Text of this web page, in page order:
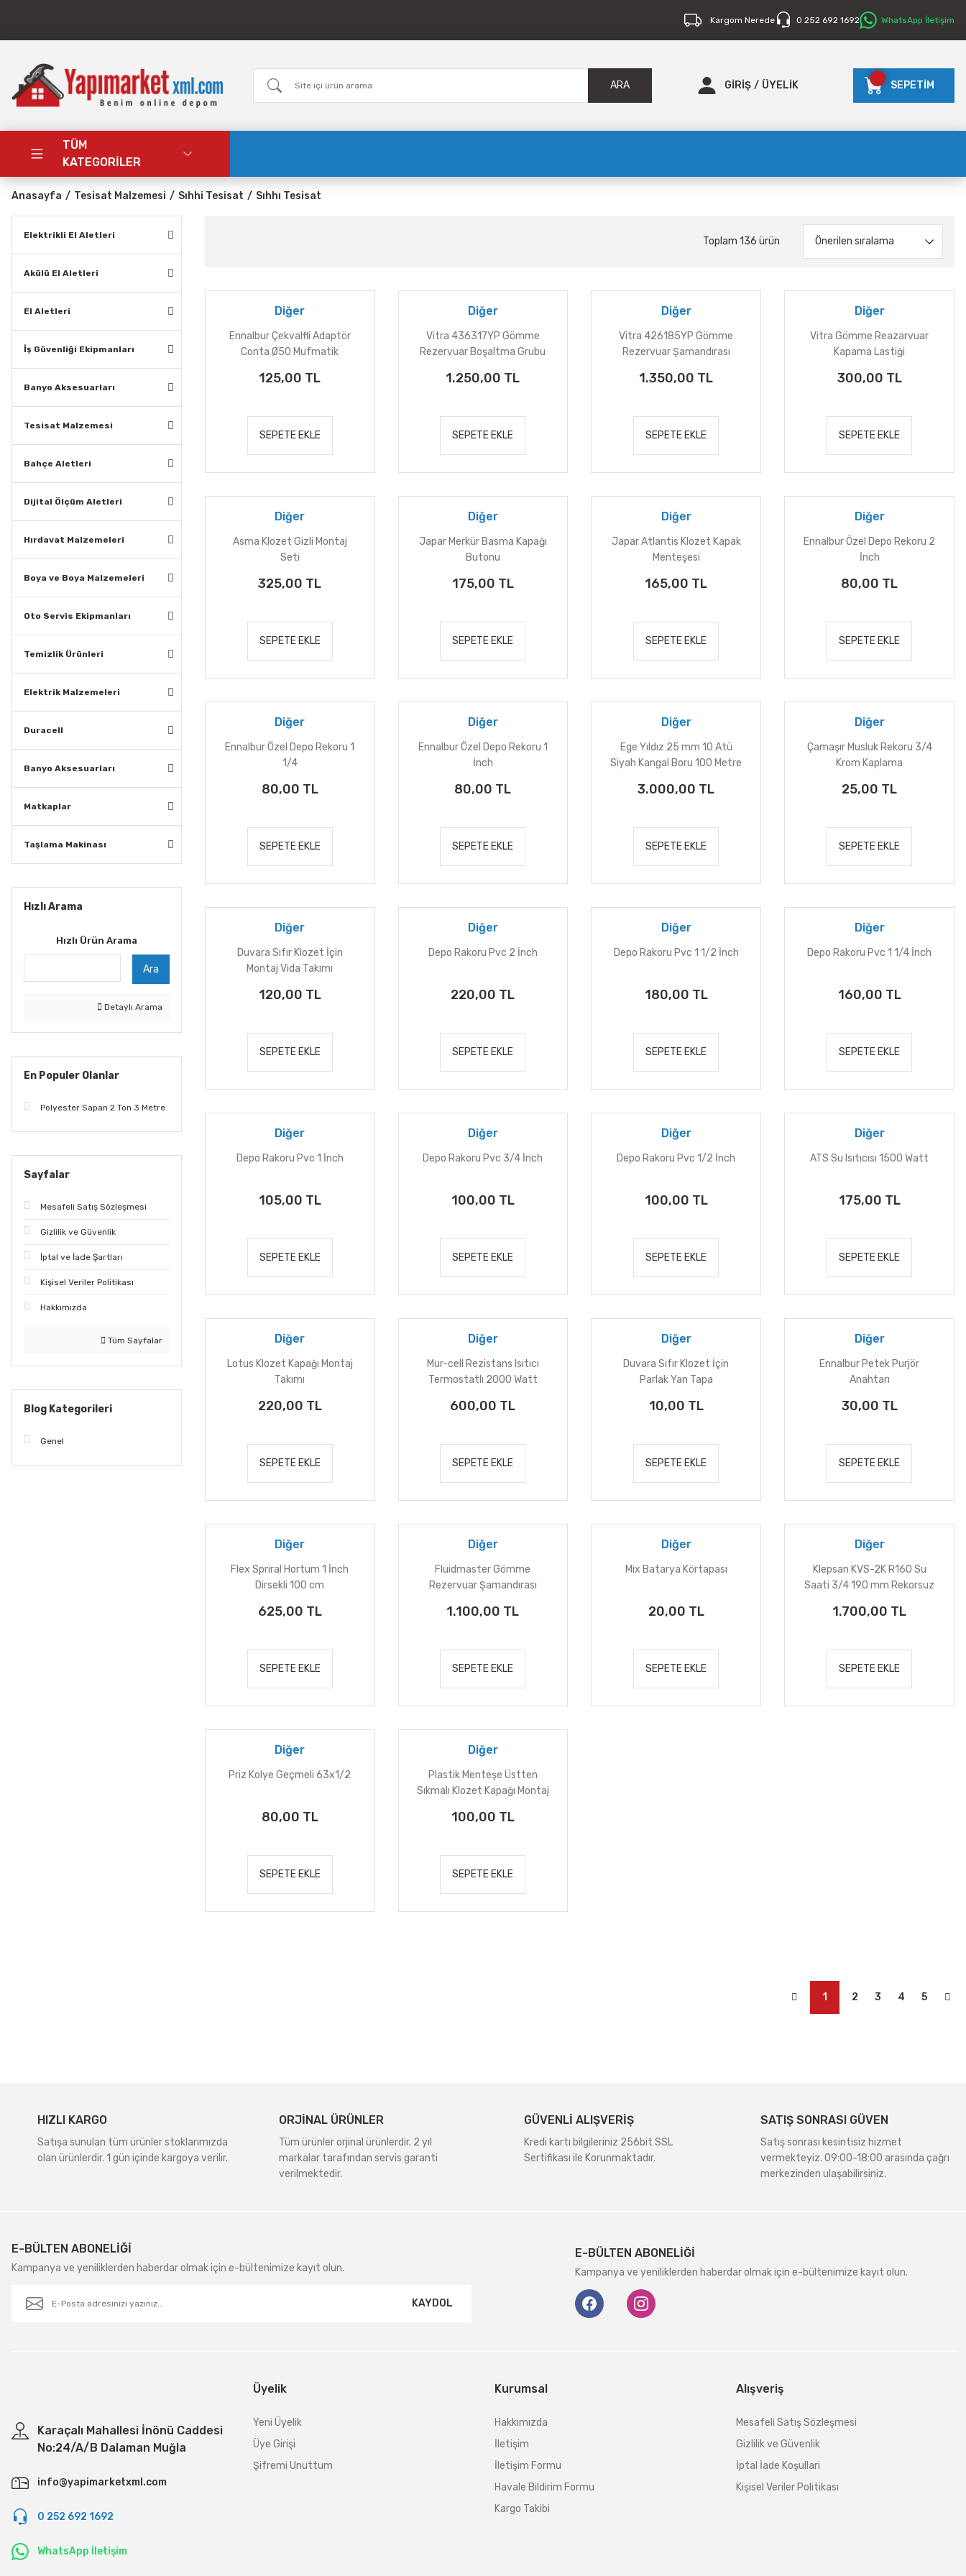
Kargom Nerede 0 252 692 1692 WhatsApp İletişim
ARA GİRİŞ / ÜYELİK SEPETİM
TÜM
KATEGORİLER
Anasayfa Tesisat Malzemesi Sıhhi Tesisat Sıhhı Tesisat
Elektrikli El Aletleri
Akülü El Aletleri
El Aletleri
İş Güvenliği Ekipmanları
Banyo Aksesuarları
Tesisat Malzemesi
Bahçe Aletleri
Dijital Ölçüm Aletleri
Hırdavat Malzemeleri
Boya ve Boya Malzemeleri
Oto Servis Ekipmanları
Temizlik Ürünleri
Elektrik Malzemeleri
Duracell
Banyo Aksesuarları
Matkaplar
Taşlama Makinası
Hızlı Arama
Hızlı Ürün Arama
Ara
Detaylı Arama
En Populer Olanlar
Polyester Sapan 2 Ton 3 Metre
Sayfalar
Mesafeli Satış Sözleşmesi
Gizlilik ve Güvenlik
İptal ve İade Şartları
Kişisel Veriler Politikası
Hakkımızda
Tüm Sayfalar
Blog Kategorileri
Genel
Toplam 136 ürün
Diğer
Ennalbur Çekvalfli Adaptör
Conta Ø50 Mufmatik
125,00 TL
SEPETE EKLE
Diğer
Vitra 436317YP Gömme
Rezervuar Boşaltma Grubu
1.250,00 TL
SEPETE EKLE
Diğer
Vitra 426185YP Gömme
Rezervuar Şamandırası
1.350,00 TL
SEPETE EKLE
Diğer
Vitra Gömme Reazarvuar
Kapama Lastiği
300,00 TL
SEPETE EKLE
Diğer
Asma Klozet Gizli Montaj
Seti
325,00 TL
SEPETE EKLE
Diğer
Japar Merkür Basma Kapağı
Butonu
175,00 TL
SEPETE EKLE
Diğer
Japar Atlantis Klozet Kapak
Menteşesi
165,00 TL
SEPETE EKLE
Diğer
Ennalbur Özel Depo Rekoru 2
İnch
80,00 TL
SEPETE EKLE
Diğer
Ennalbur Özel Depo Rekoru 1
1/4
80,00 TL
SEPETE EKLE
Diğer
Ennalbur Özel Depo Rekoru 1
İnch
80,00 TL
SEPETE EKLE
Diğer
Ege Yıldız 25 mm 10 Atü
Siyah Kangal Boru 100 Metre
3.000,00 TL
SEPETE EKLE
Diğer
Çamaşır Musluk Rekoru 3/4
Krom Kaplama
25,00 TL
SEPETE EKLE
Diğer
Duvara Sıfır Klozet İçin
Montaj Vida Takımı
120,00 TL
SEPETE EKLE
Diğer
Depo Rakoru Pvc 2 İnch
220,00 TL
SEPETE EKLE
Diğer
Depo Rakoru Pvc 1 1/2 İnch
180,00 TL
SEPETE EKLE
Diğer
Depo Rakoru Pvc 1 1/4 İnch
160,00 TL
SEPETE EKLE
Diğer
Depo Rakoru Pvc 1 İnch
105,00 TL
SEPETE EKLE
Diğer
Depo Rakoru Pvc 3/4 İnch
100,00 TL
SEPETE EKLE
Diğer
Depo Rakoru Pvc 1/2 İnch
100,00 TL
SEPETE EKLE
Diğer
ATS Su Isıtıcısı 1500 Watt
175,00 TL
SEPETE EKLE
Diğer
Lotus Klozet Kapağı Montaj
Takımı
220,00 TL
SEPETE EKLE
Diğer
Mur-cell Rezistans Isıtıcı
Termostatlı 2000 Watt
600,00 TL
SEPETE EKLE
Diğer
Duvara Sıfır Klozet İçin
Parlak Yan Tapa
10,00 TL
SEPETE EKLE
Diğer
Ennalbur Petek Purjör
Anahtarı
30,00 TL
SEPETE EKLE
Diğer
Flex Spriral Hortum 1 İnch
Dirsekli 100 cm
625,00 TL
SEPETE EKLE
Diğer
Fluidmaster Gömme
Rezervuar Şamandırası
1.100,00 TL
SEPETE EKLE
Diğer
Mix Batarya Körtapası
20,00 TL
SEPETE EKLE
Diğer
Klepsan KVS-2K R160 Su
Saati 3/4 190 mm Rekorsuz
1.700,00 TL
SEPETE EKLE
Diğer
Priz Kolye Geçmeli 63x1/2
80,00 TL
SEPETE EKLE
Diğer
Plastik Menteşe Üstten
Sıkmalı Klozet Kapağı Montaj
100,00 TL
SEPETE EKLE
1 2 3 4 5
HIZLI KARGO
Satışa sunulan tüm ürünler stoklarımızda
olan ürünlerdir. 1 gün içinde kargoya verilir.
ORJİNAL ÜRÜNLER
Tüm ürünler orjinal ürünlerdir. 2 yıl
markalar tarafından servis garanti
verilmektedir.
GÜVENLİ ALIŞVERİŞ
Kredi kartı bilgileriniz 256bit SSL
Sertifikası ile Korunmaktadır.
SATIŞ SONRASI GÜVEN
Satış sonrası kesintisiz hizmet
vermekteyiz. 09:00-18:00 arasında çağrı
merkezinden ulaşabilirsiniz.
E-BÜLTEN ABONELİĞİ
Kampanya ve yeniliklerden haberdar olmak için e-bültenimize kayıt olun.
KAYDOL
E-BÜLTEN ABONELİĞİ
Kampanya ve yeniliklerden haberdar olmak için e-bültenimize kayıt olun.
Karaçalı Mahallesi İnönü Caddesi
No:24/A/B Dalaman Muğla
info@yapimarketxml.com
0 252 692 1692
WhatsApp İletişim
Üyelik
Yeni Üyelik
Üye Girişi
Şifremi Unuttum
Kurumsal
Hakkımızda
İletişim
İletişim Formu
Havale Bildirim Formu
Kargo Takibi
Alışveriş
Mesafeli Satış Sözleşmesi
Gizlilik ve Güvenlik
İptal İade Koşullari
Kişisel Veriler Politikası